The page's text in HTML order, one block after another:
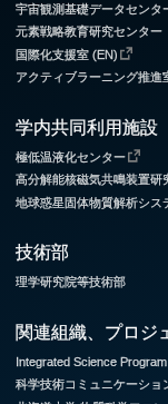
宇宙観測基礎データセンタ
元素戦略教育研究センター
国際化支援室 (EN)
アクティブラーニング推進
学内共同利用施設
極低温液化センター
高分解能核磁気共鳴装置研
地球惑星固体物質解析シス
技術部
理学研究院等技術部
関連組織、プロジ
Integrated Science
科学技術コミュニケーショ